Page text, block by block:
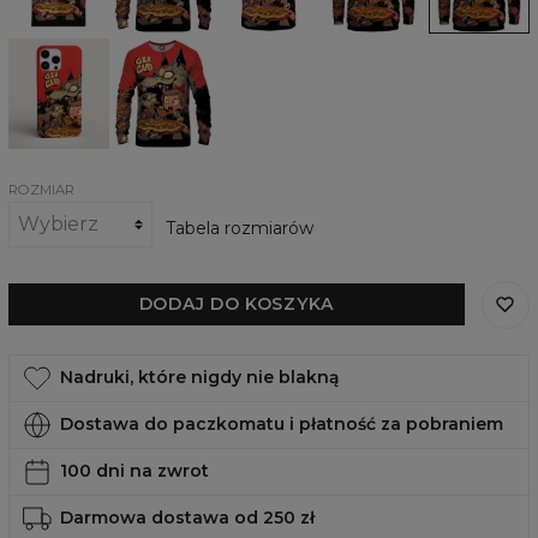
Obudowa
telefon
Delicious,
iPhone,
Samsung,
Damska
bluza
Delicious
ROZMIAR
Tabela rozmiarów
DODAJ DO KOSZYKA
Nadruki, które nigdy nie blakną
Dostawa do paczkomatu i płatność za pobraniem
100 dni na zwrot
Darmowa dostawa od 250 zł